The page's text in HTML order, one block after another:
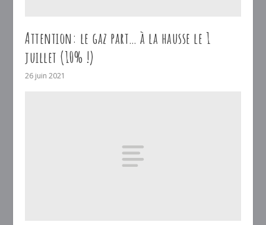
Attention: le gaz part… à la hausse le 1
juillet (10% !)
26 juin 2021